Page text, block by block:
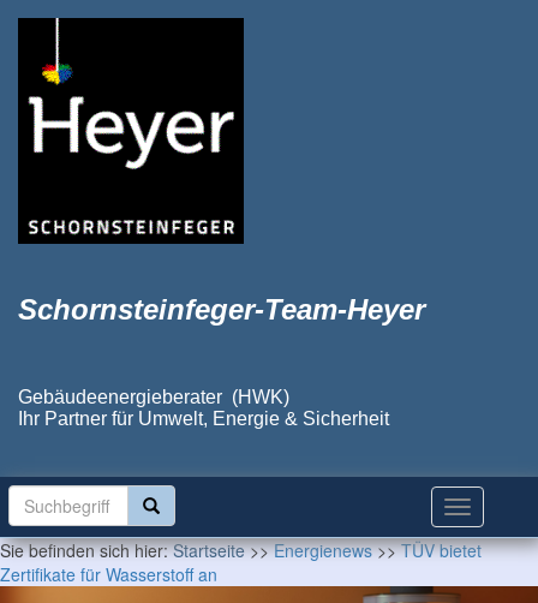
Schornsteinfeger-Team-Heyer
Gebäudeenergieberater (HWK)
Ihr Partner für Umwelt, Energie & Sicherheit
Sie befinden sich hier:Startseite>>Energienews>>TÜV bietet
Zertifikate für Wasserstoff an